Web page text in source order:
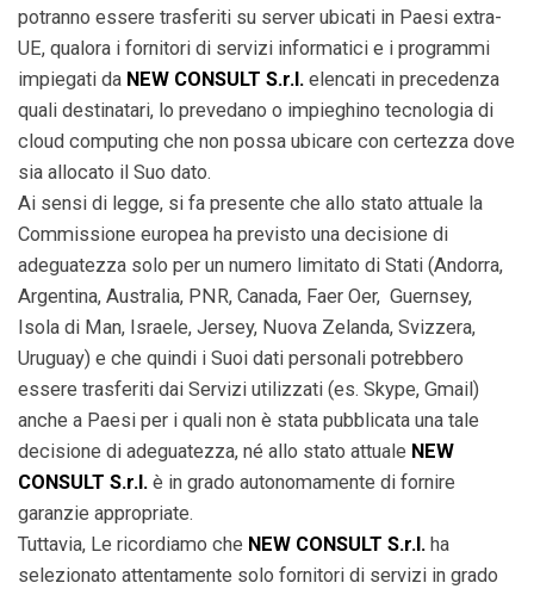
potranno essere trasferiti su server ubicati in Paesi extra-
UE, qualora i fornitori di servizi informatici e i programmi
impiegati da NEW CONSULT S.r.l. elencati in precedenza
quali destinatari, lo prevedano o impieghino tecnologia di
cloud computing che non possa ubicare con certezza dove
sia allocato il Suo dato.
Ai sensi di legge, si fa presente che allo stato attuale la
Commissione europea ha previsto una decisione di
adeguatezza solo per un numero limitato di Stati (Andorra,
Argentina, Australia, PNR, Canada, Faer Oer, Guernsey,
Isola di Man, Israele, Jersey, Nuova Zelanda, Svizzera,
Uruguay) e che quindi i Suoi dati personali potrebbero
essere trasferiti dai Servizi utilizzati (es. Skype, Gmail)
anche a Paesi per i quali non è stata pubblicata una tale
decisione di adeguatezza, né allo stato attuale NEW
CONSULT S.r.l. è in grado autonomamente di fornire
garanzie appropriate.
Tuttavia, Le ricordiamo che NEW CONSULT S.r.l. ha
selezionato attentamente solo fornitori di servizi in grado